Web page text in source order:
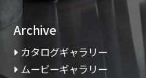
Archive
カタログギャラリー
ムービーギャラリー